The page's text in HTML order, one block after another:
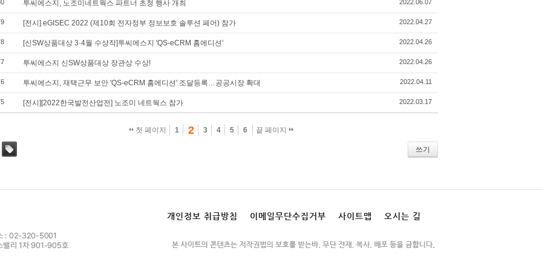
투씨에스지, 노조미네트웍스 파트너 초청 행사 개최 2022.06.07
[전시] eGISEC 2022 (제10회 전자정부 정보보호 솔루션 페어) 참가 2022.04.27
[신SW상품대상 3·4월 수상작]투씨에스지 'QS-eCRM 홈에디션' 2022.04.26
투씨에스지 신SW상품대상 장관상 수상! 2022.04.26
투씨에스지, 재택근무 보안 'QS-eCRM 홈에디션' 조달등록…공공시장 확대 2022.04.11
[전시][2022한국발전산업전] 노조미 네트웍스 참가 2022.03.17
첫 페이지 1 2 3 4 5 6 끝 페이지
쓰기
개인정보 취급방침 이메일무단수집거부 사이트맵 오시는 길